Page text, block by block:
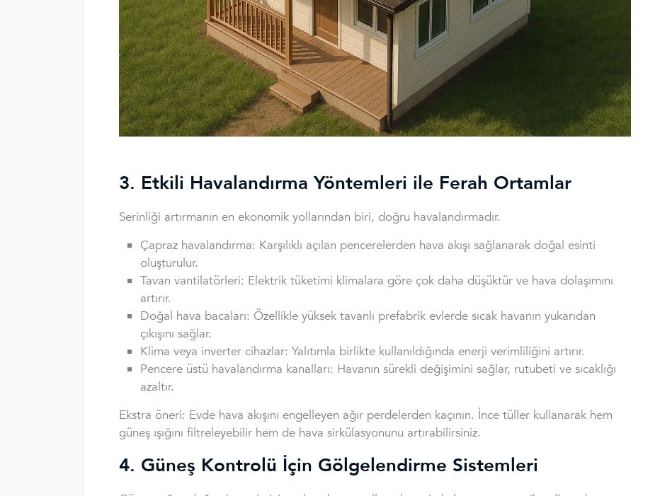
3. Etkili Havalandırma Yöntemleri ile Ferah Ortamlar
Serinliği artırmanın en ekonomik yollarından biri, doğru havalandırmadır.
Çapraz havalandırma: Karşılıklı açılan pencerelerden hava akışı sağlanarak doğal esinti
oluşturulur.
Tavan vantilatörleri: Elektrik tüketimi klimalara göre çok daha düşüktür ve hava dolaşımını
artırır.
Doğal hava bacaları: Özellikle yüksek tavanlı prefabrik evlerde sıcak havanın yukarıdan
çıkışını sağlar.
Klima veya inverter cihazlar: Yalıtımla birlikte kullanıldığında enerji verimliliğini artırır.
Pencere üstü havalandırma kanalları: Havanın sürekli değişimini sağlar, rutubeti ve sıcaklığı
azaltır.
Ekstra öneri: Evde hava akışını engelleyen ağır perdelerden kaçının. İnce tüller kullanarak hem
güneş ışığını filtreleyebilir hem de hava sirkülasyonunu artırabilirsiniz.
4. Güneş Kontrolü İçin Gölgelendirme Sistemleri